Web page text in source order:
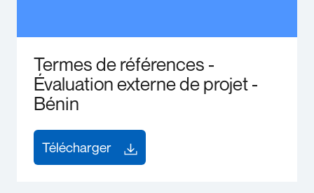
Termes de références -
Évaluation externe de projet -
Bénin
Télécharger